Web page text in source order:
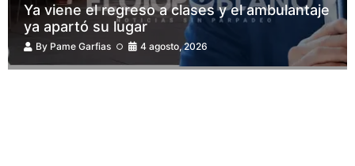
Ya viene el regreso a clases y el ambulantaje
ya apartó su lugar
By Pame Garfias 4 agosto, 2026